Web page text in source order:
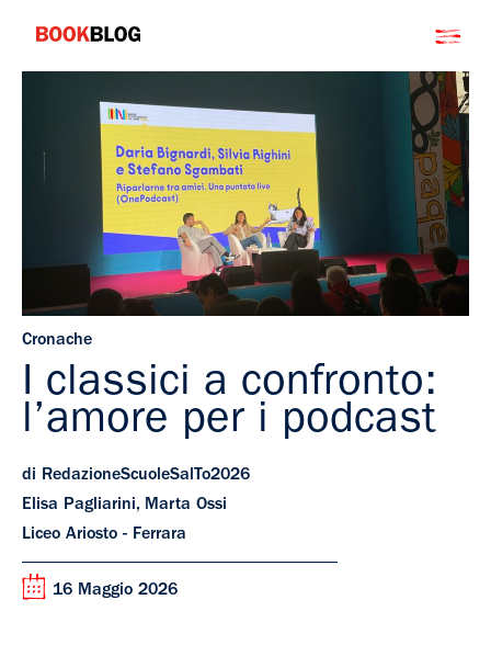
contenuto
Bookblog
Cronache
I classici a confronto:
l’amore per i podcast
di RedazioneScuoleSalTo2026
Elisa Pagliarini, Marta Ossi
Liceo Ariosto - Ferrara
16 Maggio 2026